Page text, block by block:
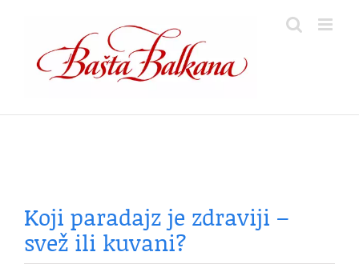
content
Koji paradajz je zdraviji –
svež ili kuvani?